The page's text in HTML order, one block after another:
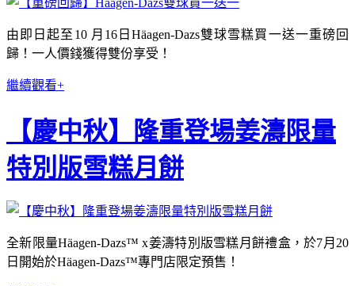
由即日起至10 月16日Häagen-Dazs雙球雪糕買一送一重磅回
歸！一人價錢獲得雙份享受！
繼續觀看+
【慶中秋】隆重登場姜濤限量
特別版雪糕月餅
全新限量Häagen-Dazs™ x姜濤特別版雪糕月餅禮盒，於7月20
日開始於Häagen-Dazs™專門店限定預售！